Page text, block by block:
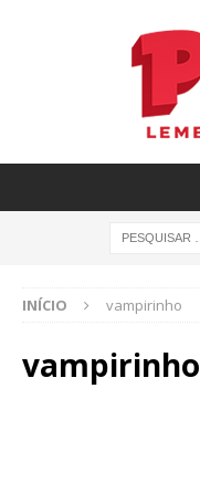
INÍCIO vampirinho
vampirinho